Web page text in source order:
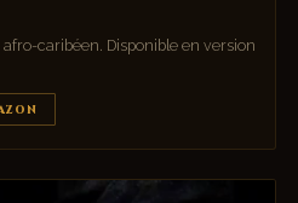
caribéen. Disponible en version